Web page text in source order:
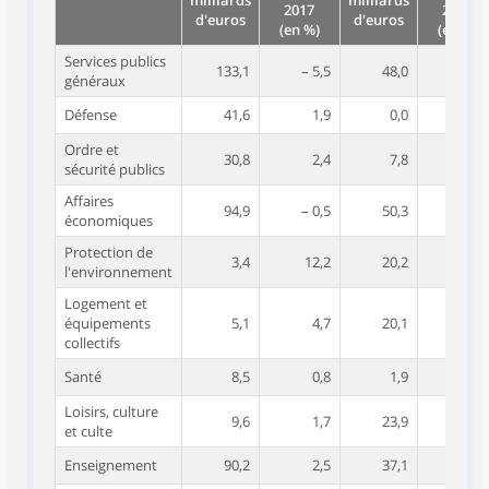
d'euros
2017
(en %)
d'euros
2017
(en %)
Services publics
généraux
133,1 – 5,5 48,0
Défense 41,6 1,9 0,0
Ordre et
sécurité publics
30,8 2,4 7,8
Affaires
économiques
94,9 – 0,5 50,3
Protection de
l'environnement
3,4 12,2 20,2
Logement et
équipements
collectifs
5,1 4,7 20,1
Santé 8,5 0,8 1,9
Loisirs, culture
et culte
9,6 1,7 23,9
Enseignement 90,2 2,5 37,1